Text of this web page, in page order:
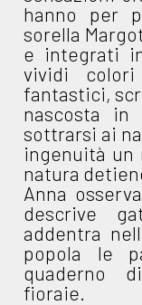
hanno per
sorella
e integrati
vividi
fantastici,
nascosta in
sottrarsi ai
ingenuità un
natura
Anna
descrive
addentra
popola le
quaderno
fioraie.